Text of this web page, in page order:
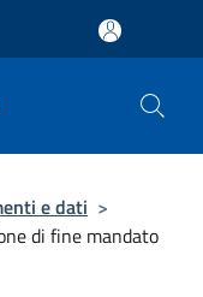
e dati >
di fine mandato